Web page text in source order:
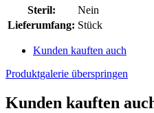
Steril:
Nein
Lieferumfang: Stück
Kunden kauften auch
Produktgalerie überspringen
Kunden kauften